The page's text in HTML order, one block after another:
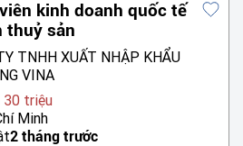
kinh doanh quốc tế
thuỷ sản
TNHH XUẤT NHẬP KHẨU
VINA
30 triệu
Minh
2 tháng trước